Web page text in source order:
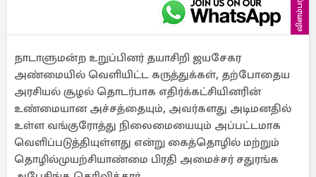
விளம்பரம்
நாடாளுமன்ற உறுப்பினர் தயாசிறி ஜயசேகர
அண்மையில் வெளியிட்ட கருத்துக்கள், தற்போதைய
அரசியல் சூழல் தொடர்பாக எதிர்க்கட்சியினரின்
உண்மையான அச்சத்தையும், அவர்களது அடிமனதில்
உள்ள வங்குரோத்து நிலைமையையும் அப்பட்டமாக
வெளிப்படுத்தியுள்ளது என்று கைத்தொழில் மற்றும்
தொழில்முயற்சியாண்மை பிரதி அமைச்சர் சதுரங்க